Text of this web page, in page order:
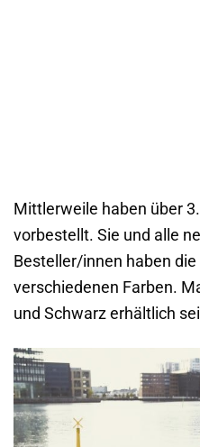
Mittlerweile haben über
vorbestellt. Sie und alle
Besteller/innen haben
verschiedenen Farben.
und Schwarz erhältlich